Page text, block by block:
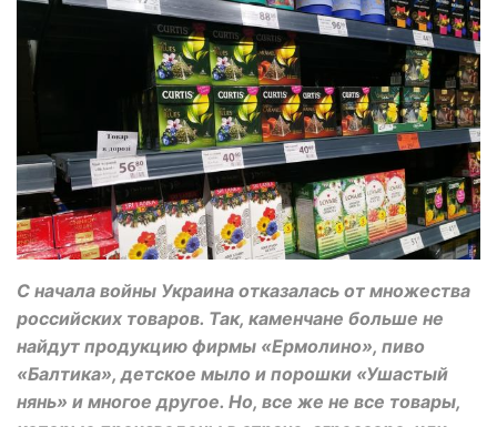
С начала войны Украина отказалась от множества
российских товаров. Так, каменчане больше не
найдут продукцию фирмы «Ермолино», пиво
«Балтика», детское мыло и порошки «Ушастый
нянь» и многое другое. Но, все же не все товары,